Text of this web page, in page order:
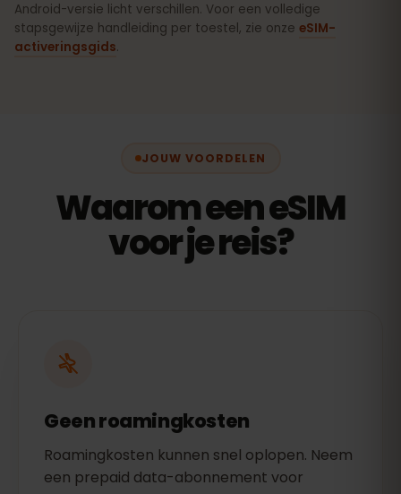
Android-versie licht verschillen. Voor een volledige
stapsgewijze handleiding per toestel, zie onze eSIM-
activeringsgids.
JOUW VOORDELEN
Waarom een eSIM
voor je reis?
Geen roamingkosten
Roamingkosten kunnen snel oplopen. Neem
een prepaid data-abonnement voor